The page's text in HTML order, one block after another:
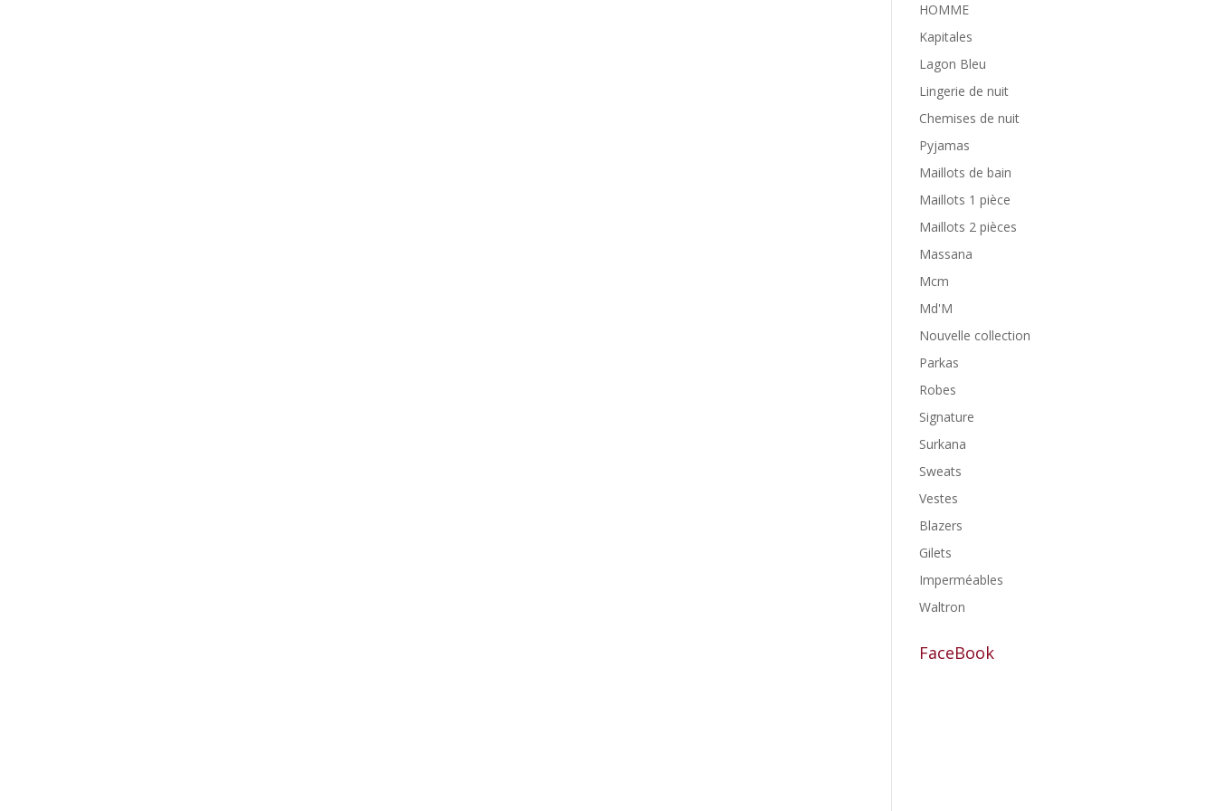
HOMME
Kapitales
Lagon Bleu
Lingerie de nuit
Chemises de nuit
Pyjamas
Maillots de bain
Maillots 1 pièce
Maillots 2 pièces
Massana
Mcm
Md'M
Nouvelle collection
Parkas
Robes
Signature
Surkana
Sweats
Vestes
Blazers
Gilets
Imperméables
Waltron
FaceBook